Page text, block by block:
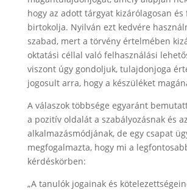
hogy az adott tárgyat kizárólagosan és
birtokolja. Nyilván ezt kedvére
szabad, mert a törvény értelmében
oktatási céllal való felhasználási
viszont úgy gondoljuk, tulajdonjoga
jogosult arra, hogy a készüléket
A válaszok többsége egyaránt
a pozitív oldalát a szabályozásnak és az
alkalmazásmódjának, de egy csapat
megfogalmazta, hogy mi a
kérdéskörben:
„A tanulók jogainak és